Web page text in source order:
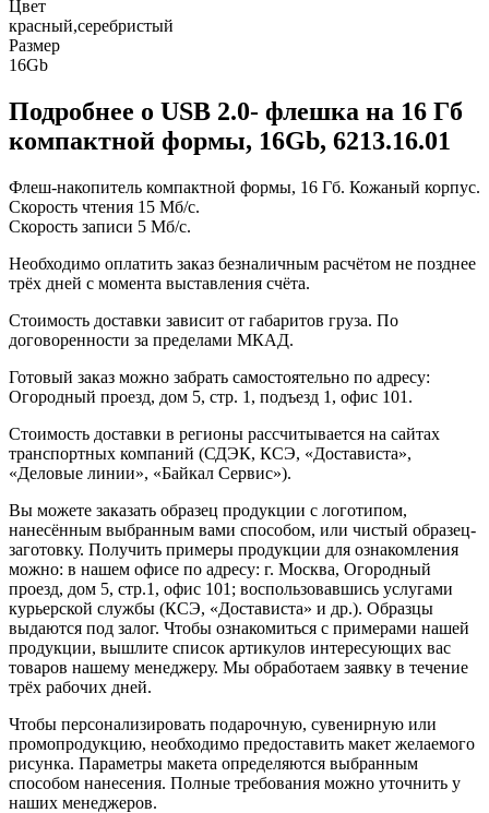
Цвет
красный,серебристый
Размер
16Gb
Подробнее о USB 2.0- флешка на 16 Гб
компактной формы, 16Gb, 6213.16.01
Флеш-накопитель компактной формы, 16 Гб. Кожаный корпус.
Cкорость чтения 15 Мб/с.
Скорость записи 5 Мб/с.
Необходимо оплатить заказ безналичным расчётом не позднее
трёх дней с момента выставления счёта.
Стоимость доставки зависит от габаритов груза. По
договоренности за пределами МКАД.
Готовый заказ можно забрать самостоятельно по адресу:
Огородный проезд, дом 5, стр. 1, подъезд 1, офис 101.
Стоимость доставки в регионы рассчитывается на сайтах
транспортных компаний (СДЭК, КСЭ, «Достависта»,
«Деловые линии», «Байкал Сервис»).
Вы можете заказать образец продукции с логотипом,
нанесённым выбранным вами способом, или чистый образец-
заготовку. Получить примеры продукции для ознакомления
можно: в нашем офисе по адресу: г. Москва, Огородный
проезд, дом 5, стр.1, офис 101; воспользовавшись услугами
курьерской службы (КСЭ, «Достависта» и др.). Образцы
выдаются под залог. Чтобы ознакомиться с примерами нашей
продукции, вышлите список артикулов интересующих вас
товаров нашему менеджеру. Мы обработаем заявку в течение
трёх рабочих дней.
Чтобы персонализировать подарочную, сувенирную или
промопродукцию, необходимо предоставить макет желаемого
рисунка. Параметры макета определяются выбранным
способом нанесения. Полные требования можно уточнить у
наших менеджеров.